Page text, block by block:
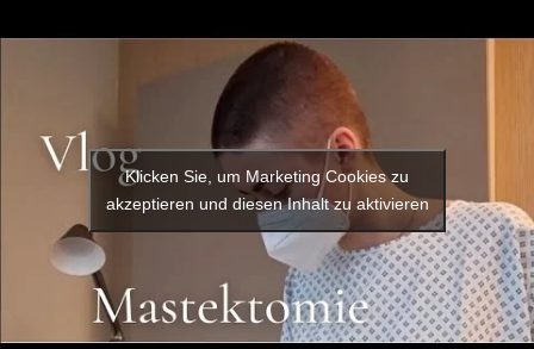
Klicken Sie, um Marketing Cookies zu
akzeptieren und diesen Inhalt zu aktivieren